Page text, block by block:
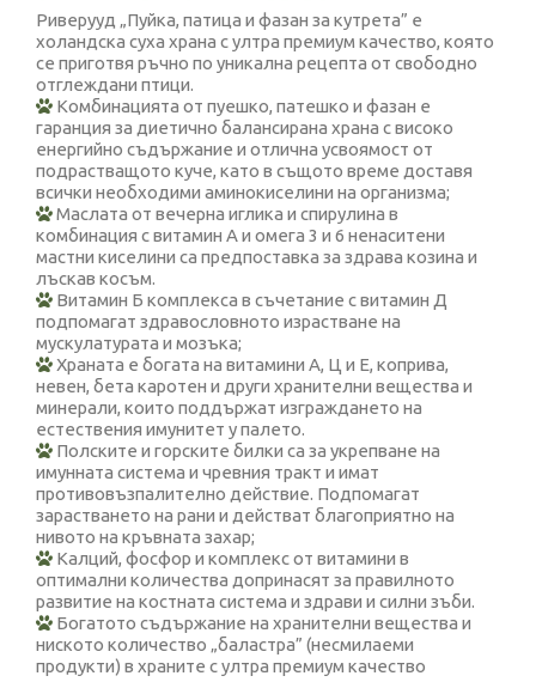
Риверууд „Пуйка, патица и фазан за кутрета” е
холандска суха храна с ултра премиум качество, която
се приготвя ръчно по уникална рецепта от свободно
отглеждани птици.
Комбинацията от пуешко, патешко и фазан е
гаранция за диетично балансирана храна с високо
енергийно съдържание и отлична усвоямост от
подрастващото куче, като в същото време доставя
всички необходими аминокиселини на организма;
Маслата от вечерна иглика и спирулина в
комбинация с витамин А и омега 3 и 6 ненаситени
мастни киселини са предпоставка за здрава козина и
лъскав косъм.
Витамин Б комплекса в съчетание с витамин Д
подпомагат здравословното израстване на
мускулатурата и мозъка;
Храната е богата на витамини А, Ц и Е, коприва,
невен, бета каротен и други хранителни вещества и
минерали, които поддържат изграждането на
естествения имунитет у палето.
Полските и горските билки са за укрепване на
имунната система и чревния тракт и имат
противовъзпалително действие. Подпомагат
зарастването на рани и действат благоприятно на
нивото на кръвната захар;
Калций, фосфор и комплекс от витамини в
оптимални количества допринасят за правилното
развитие на костната система и здрави и силни зъби.
Богатото съдържание на хранителни вещества и
ниското количество „баластра” (несмилаеми
продукти) в храните с ултра премиум качество